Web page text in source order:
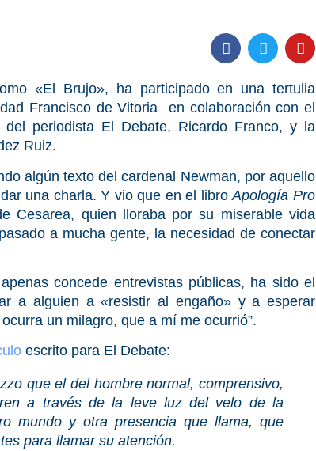
«El Brujo», ha participado en una tertulia
Francisco de Vitoria en colaboración con el
periodista El Debate, Ricardo Franco, y la
Ruiz.
algún texto del cardenal Newman, por aquello
una charla. Y vio que en el libroApología Pro
Cesarea, quien lloraba por su miserable vida
a mucha gente, la necesidad de conectar
concede entrevistas públicas, ha sido el
a alguien a «resistir al engaño» y a esperar
un milagro, que a mí me ocurrió”.
escrito para El Debate:
que el del hombre normal, comprensivo,
a través de la leve luz del velo de la
mundo y otra presencia que llama, que
para llamar su atención.